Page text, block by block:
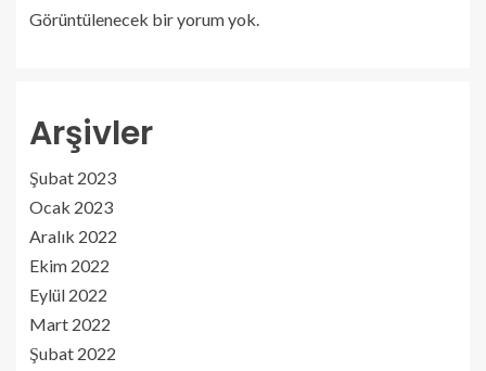
Görüntülenecek bir yorum yok.
Arşivler
Şubat 2023
Ocak 2023
Aralık 2022
Ekim 2022
Eylül 2022
Mart 2022
Şubat 2022